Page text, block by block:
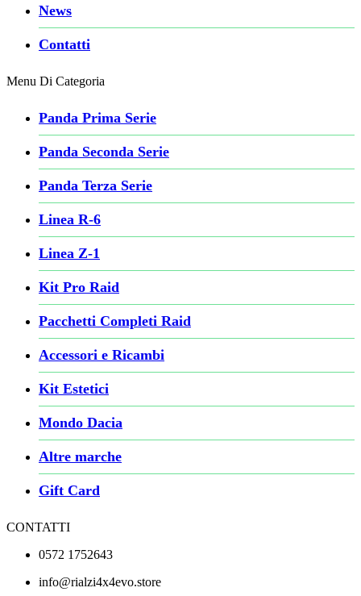
News
Contatti
Menu Di Categoria
Panda Prima Serie
Panda Seconda Serie
Panda Terza Serie
Linea R-6
Linea Z-1
Kit Pro Raid
Pacchetti Completi Raid
Accessori e Ricambi
Kit Estetici
Mondo Dacia
Altre marche
Gift Card
CONTATTI
0572 1752643
info@rialzi4x4evo.store